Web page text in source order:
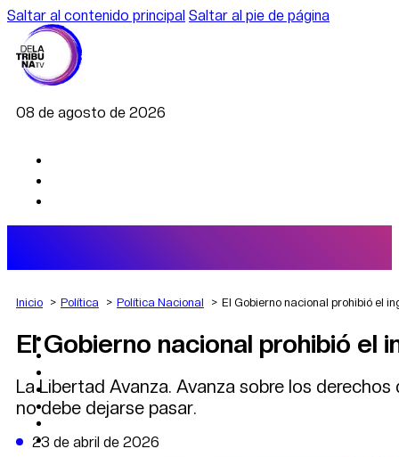
Saltar al contenido principal Saltar al pie de página
08 de agosto de 2026
AGRO
DEPORTES
POLÍTICA
CAMBIO CLIMÁTICO
DATA FIRME
DE LA TRIBUNA TV
Inicio Política Política Nacional El Gobierno nacional prohibió el
El Gobierno nacional prohibió
La Libertad Avanza. Avanza sobre los
no debe dejarse pasar.
23 de abril de 2026